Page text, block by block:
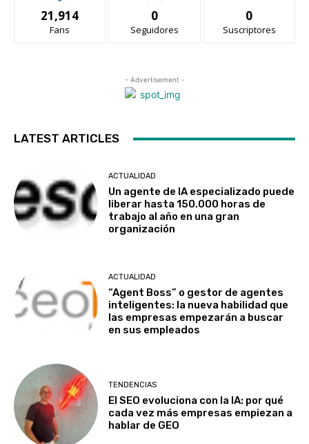
21,914
Fans
0
Seguidores
0
Suscriptores
- Advertisement -
LATEST ARTICLES
ACTUALIDAD
Un agente de IA especializado puede
liberar hasta 150.000 horas de
trabajo al año en una gran
organización
ACTUALIDAD
“Agent Boss” o gestor de agentes
inteligentes: la nueva habilidad que
las empresas empezarán a buscar
en sus empleados
TENDENCIAS
El SEO evoluciona con la IA: por qué
cada vez más empresas empiezan a
hablar de GEO